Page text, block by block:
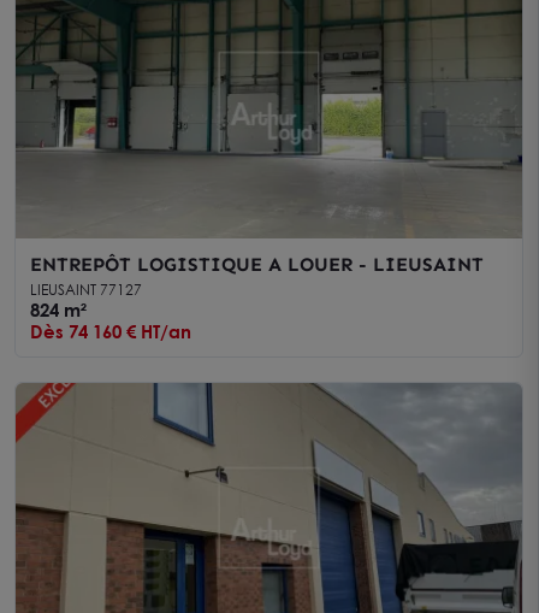
ENTREPÔT LOGISTIQUE A LOUER - LIEUSAINT
LIEUSAINT 77127
824 m²
Dès 74 160 € HT/an